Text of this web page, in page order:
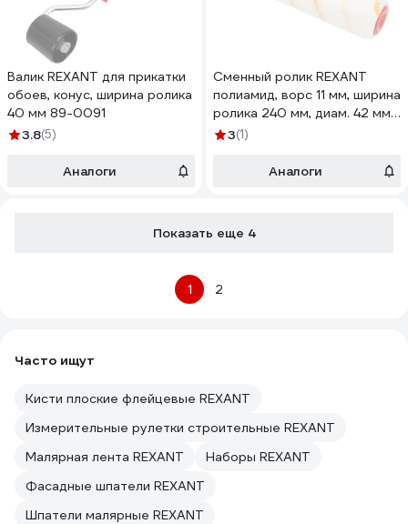
Валик REXANT для прикатки
обоев, конус, ширина ролика
40 мм 89-0091
3.8(5)
Аналоги
Сменный ролик REXANT
полиамид, ворс 11 мм, ширина
ролика 240 мм, диам. 42 мм,
бюгель 6 мм 89-0126
3(1)
Аналоги
Показать еще 4
1 2
Часто ищут
Кисти плоские флейцевые REXANT
Измерительные рулетки строительные REXANT
Малярная лента REXANT
Наборы REXANT
Фасадные шпатели REXANT
Шпатели малярные REXANT